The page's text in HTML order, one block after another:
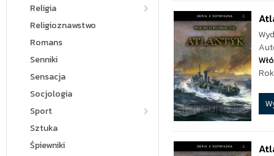
Religia
Religioznawstwo
Romans
Senniki
Sensacja
Socjologia
Sport
Sztuka
Śpiewniki